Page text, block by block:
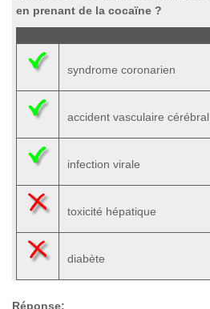
en prenant de la cocaïne ?
syndrome coronarien
accident vasculaire cérébral
infection virale
toxicité hépatique
diabète
Réponse: